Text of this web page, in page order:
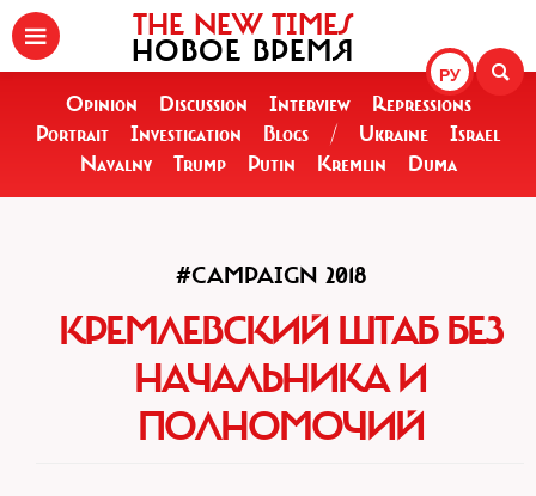
РУ
THE NEW TIMES
НОВОЕ ВРЕМЯ
Opinion Discussion Interview
Repressions
Portrait
Investigation Blogs / Ukraine
Israel
Navalny
Trump Putin Kremlin Duma
#CAMPAIGN 2018
КРЕМЛЕВСКИЙ ШТАБ БЕЗ
НАЧАЛЬНИКА И
ПОЛНОМОЧИЙ